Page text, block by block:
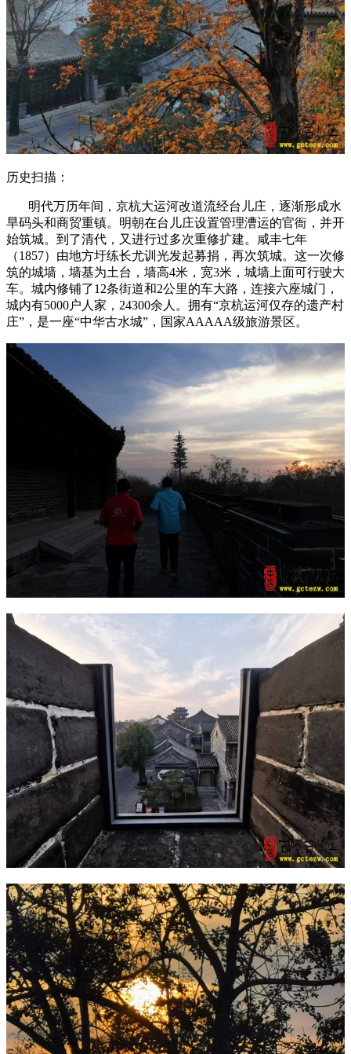
历史扫描：
明代万历年间，京杭大运河改道流经台儿庄，逐渐形成水
旱码头和商贸重镇。明朝在台儿庄设置管理漕运的官衙，并开
始筑城。到了清代，又进行过多次重修扩建。咸丰七年
（1857）由地方圩练长尤训光发起募捐，再次筑城。这一次修
筑的城墙，墙基为土台，墙高4米，宽3米，城墙上面可行驶大
车。城内修铺了12条街道和2公里的车大路，连接六座城门，
城内有5000户人家，24300余人。拥有“京杭运河仅存的遗产村
庄”，是一座“中华古水城”，国家AAAAA级旅游景区。